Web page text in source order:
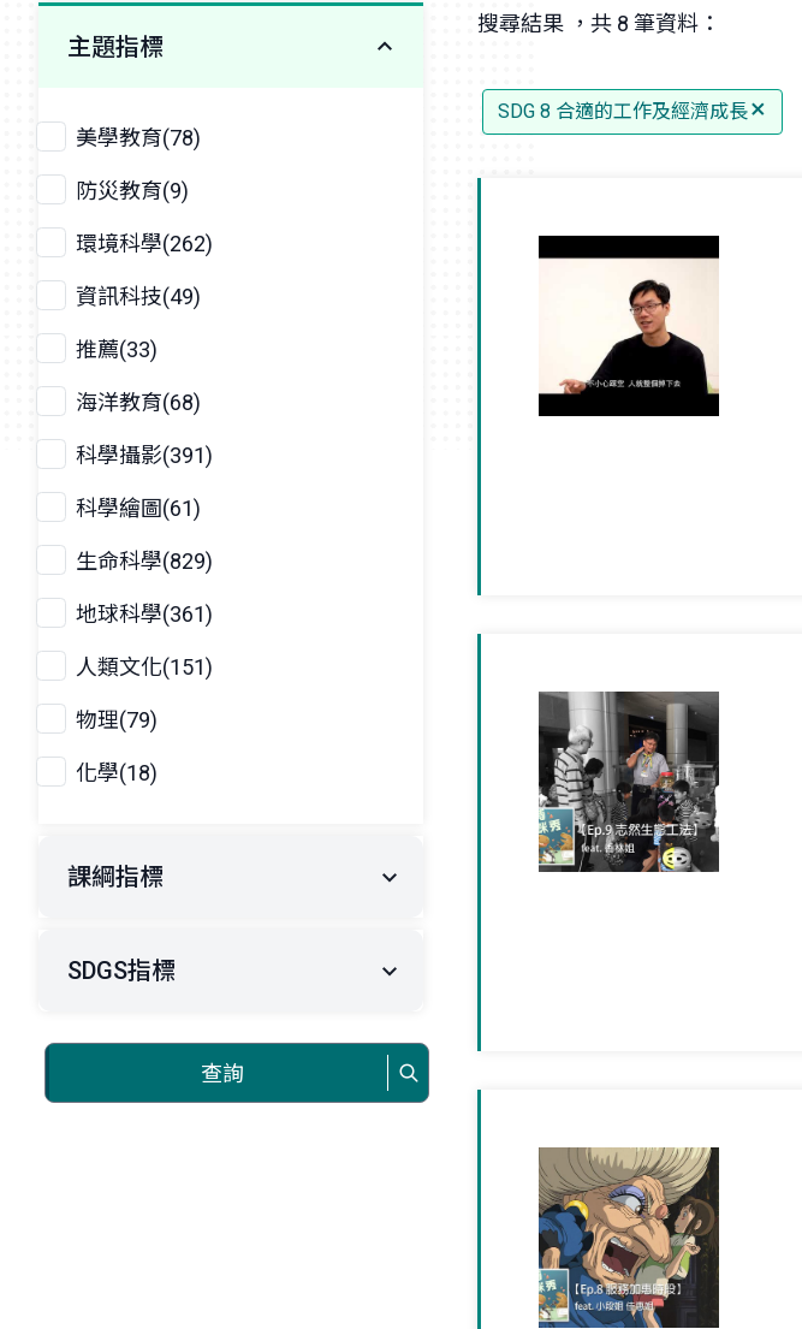
主題指標
美學教育(78)
防災教育(9)
環境科學(262)
資訊科技(49)
推薦(33)
海洋教育(68)
科學攝影(391)
科學繪圖(61)
生命科學(829)
地球科學(361)
人類文化(151)
物理(79)
化學(18)
課綱指標
SDGS指標
查詢
搜尋結果 ，共 8 筆資料：
SDG 8 合適的工作及經濟成長